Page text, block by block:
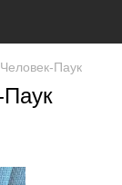
Паук
Паук